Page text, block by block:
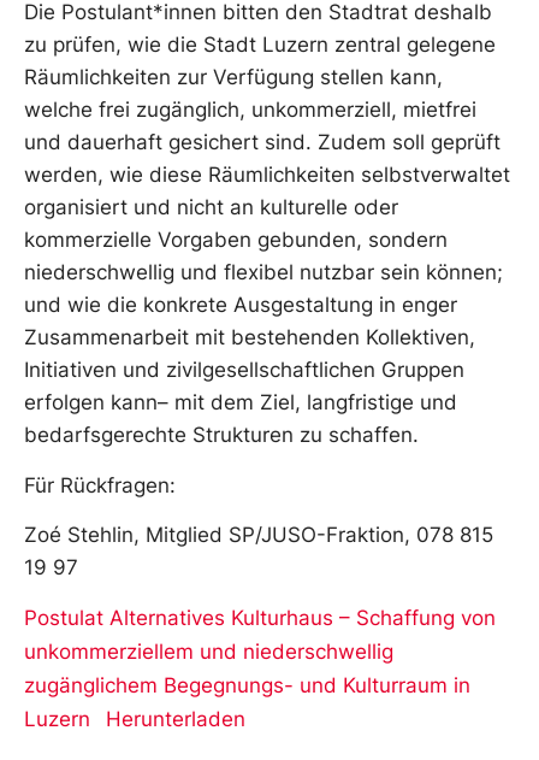
Die Postulant*innen bitten den Stadtrat deshalb
zu prüfen, wie die Stadt Luzern zentral gelegene
Räumlichkeiten zur Verfügung stellen kann,
welche frei zugänglich, unkommerziell, mietfrei
und dauerhaft gesichert sind. Zudem soll geprüft
werden, wie diese Räumlichkeiten selbstverwaltet
organisiert und nicht an kulturelle oder
kommerzielle Vorgaben gebunden, sondern
niederschwellig und flexibel nutzbar sein können;
und wie die konkrete Ausgestaltung in enger
Zusammenarbeit mit bestehenden Kollektiven,
Initiativen und zivilgesellschaftlichen Gruppen
erfolgen kann– mit dem Ziel, langfristige und
bedarfsgerechte Strukturen zu schaffen.
Für Rückfragen:
Zoé Stehlin, Mitglied SP/JUSO-Fraktion, 078 815
19 97
Postulat Alternatives Kulturhaus – Schaffung von
unkommerziellem und niederschwellig
zugänglichem Begegnungs- und Kulturraum in
Luzern
Herunterladen